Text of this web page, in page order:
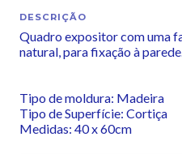
DESCRIÇÃO
Quadro expositor com uma
natural, para fixação à
Tipo de moldura: Madeira
Tipo de Superfície: Cortiça
Medidas: 40 x 60cm